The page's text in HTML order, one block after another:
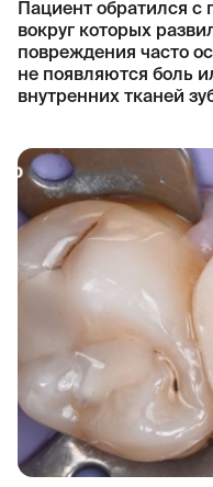
Пациент обратился
вокруг которых
повреждения часто
не появляются боль
внутренних тканей